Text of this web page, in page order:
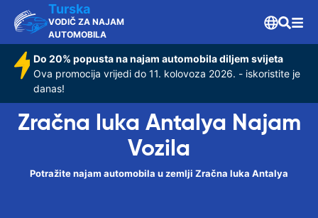
Turska
VODIČ ZA NAJAM
AUTOMOBILA
Do 20% popusta na najam automobila diljem svijeta
Ova promocija vrijedi do 11. kolovoza 2026. - iskoristite je
danas!
Zračna luka Antalya Najam
Vozila
Potražite najam automobila u zemlji Zračna luka Antalya